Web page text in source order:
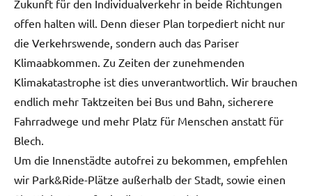
Zukunft für den Individualverkehr in beide Richtungen
offen halten will. Denn dieser Plan torpediert nicht nur
die Verkehrswende, sondern auch das Pariser
Klimaabkommen. Zu Zeiten der zunehmenden
Klimakatastrophe ist dies unverantwortlich. Wir brauchen
endlich mehr Taktzeiten bei Bus und Bahn, sicherere
Fahrradwege und mehr Platz für Menschen anstatt für
Blech.
Um die Innenstädte autofrei zu bekommen, empfehlen
wir Park&Ride-Plätze außerhalb der Stadt, sowie einen